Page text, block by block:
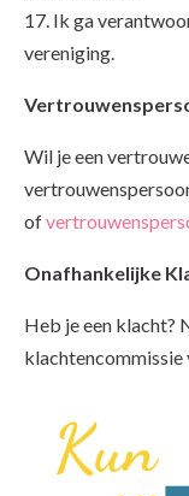
17. Ik ga
vereniging.
Wil je een
of
Onafhankelijke
Heb je een klacht?
klachtencommissie